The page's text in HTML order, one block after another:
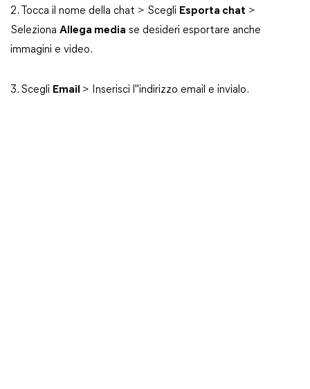
2. Tocca il nome della chat > Scegli Esporta chat >
Seleziona Allega media se desideri esportare anche
immagini e video.
3. Scegli Email > Inserisci l"indirizzo email e invialo.